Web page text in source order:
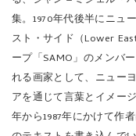
スト・サイド（Lower
ープ「SAMO」のメンバ
れる画家として、ニュー
アを通じて言葉とイメー
年から1987年にかけて作
のテキストを書き込んで
内容が初めて再現されて